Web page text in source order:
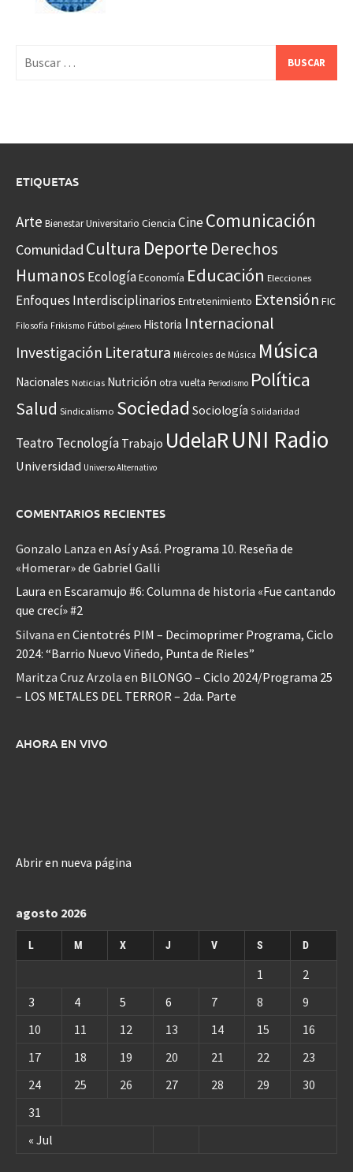
ETIQUETAS
Arte Bienestar Universitario Ciencia CineComunicación
Comunidad Cultura Deporte Derechos
Humanos EcologíaEconomía Educación Elecciones
Enfoques Interdisciplinarios Entretenimiento Extensión FIC
Filosofía Frikismo Fútbol género Historia Internacional
Investigación Literatura Miércoles de Música Música
Nacionales Noticias Nutrición otra vuelta Periodismo Política
Salud Sindicalismo Sociedad Sociología Solidaridad
Teatro Tecnología Trabajo UdelaR UNI Radio
Universidad Universo Alternativo
COMENTARIOS RECIENTES
Gonzalo Lanza en Así y Asá. Programa 10. Reseña de
«Homerar» de Gabriel Galli
Laura en Escaramujo #6: Columna de historia «Fue cantando
que crecí» #2
Silvana en Cientotrés PIM – Decimoprimer Programa, Ciclo
2024: “Barrio Nuevo Viñedo, Punta de Rieles”
Maritza Cruz Arzola en BILONGO – Ciclo 2024/Programa 25
– LOS METALES DEL TERROR – 2da. Parte
AHORA EN VIVO
Abrir en nueva página
agosto 2026
L M X J V S D
« Jul
1
2
3
4 5 6 7 8
9
10
11 12 13 14 15
16
17
18 19 20 21 22
23
24
25 26 27 28 29
30
31